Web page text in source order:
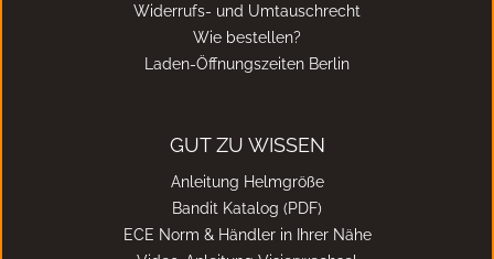
Widerrufs- und Umtauschrecht
Wie bestellen?
Laden-Öffnungszeiten Berlin
GUT ZU WISSEN
Anleitung Helmgröße
Bandit Katalog (PDF)
ECE Norm & Händler in Ihrer Nähe